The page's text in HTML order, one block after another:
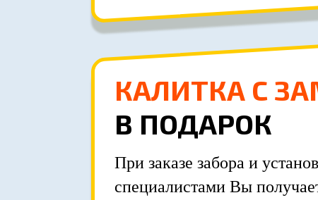
КАЛИТКА С
В ПОДАРОК
При заказе забора и
специалистами Вы